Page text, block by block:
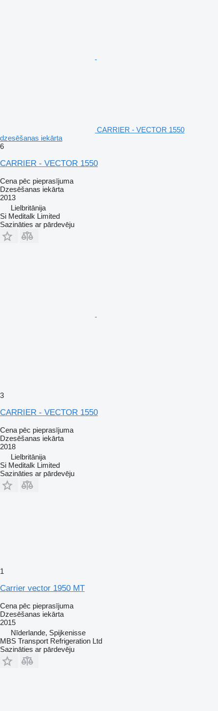
CARRIER - VECTOR 1550
dzesēšanas iekārta
6
CARRIER - VECTOR 1550
Cena pēc pieprasījuma
Dzesēšanas iekārta
2013
Lielbritānija
Si Meditalk Limited
Sazināties ar pārdevēju
3
CARRIER - VECTOR 1550
Cena pēc pieprasījuma
Dzesēšanas iekārta
2018
Lielbritānija
Si Meditalk Limited
Sazināties ar pārdevēju
1
Carrier vector 1950 MT
Cena pēc pieprasījuma
Dzesēšanas iekārta
2015
Nīderlande, Spijkenisse
MBS Transport Refrigeration Ltd
Sazināties ar pārdevēju